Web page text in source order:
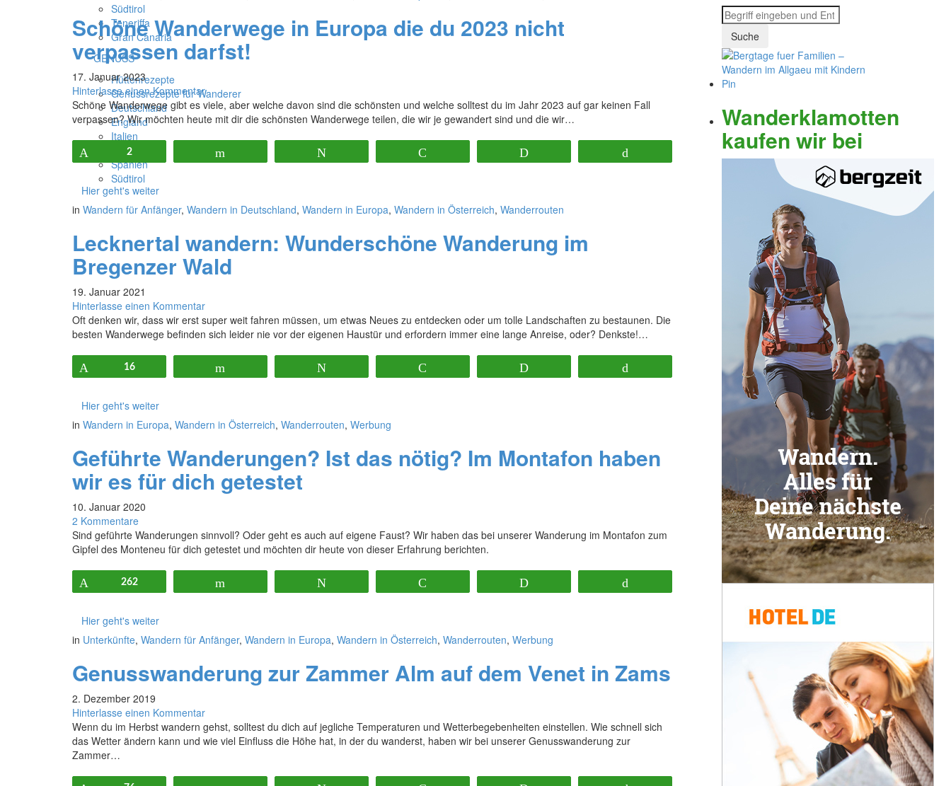
Südtirol
Teneriffa
Gran Canaria
GENUSS
Hüttenrezepte
Genussrezepte für Wanderer
Deutschland
England
Italien
Österreich
Spanien
Südtirol
Schöne Wanderwege in Europa die du 2023 nicht
verpassen darfst!
17. Januar 2023
Hinterlasse einen Kommentar
Schöne Wanderwege gibt es viele, aber welche davon sind die schönsten und welche solltest du im Jahr 2023 auf gar keinen Fall
verpassen? Wir möchten heute mit dir die schönsten Wanderwege teilen, die wir je gewandert sind und die wir…
2
Hier geht's weiter
in Wandern für Anfänger, Wandern in Deutschland, Wandern in Europa, Wandern in Österreich, Wanderrouten
Lecknertal wandern: Wunderschöne Wanderung im
Bregenzer Wald
19. Januar 2021
Hinterlasse einen Kommentar
Oft denken wir, dass wir erst super weit fahren müssen, um etwas Neues zu entdecken oder um tolle Landschaften zu bestaunen. Die
besten Wanderwege befinden sich leider nie vor der eigenen Haustür und erfordern immer eine lange Anreise, oder? Denkste!…
16
Hier geht's weiter
in Wandern in Europa, Wandern in Österreich, Wanderrouten, Werbung
Geführte Wanderungen? Ist das nötig? Im Montafon haben
wir es für dich getestet
10. Januar 2020
2 Kommentare
Sind geführte Wanderungen sinnvoll? Oder geht es auch auf eigene Faust? Wir haben das bei unserer Wanderung im Montafon zum
Gipfel des Monteneu für dich getestet und möchten dir heute von dieser Erfahrung berichten.
262
Hier geht's weiter
in Unterkünfte, Wandern für Anfänger, Wandern in Europa, Wandern in Österreich, Wanderrouten, Werbung
Genusswanderung zur Zammer Alm auf dem Venet in Zams
2. Dezember 2019
Hinterlasse einen Kommentar
Wenn du im Herbst wandern gehst, solltest du dich auf jegliche Temperaturen und Wetterbegebenheiten einstellen. Wie schnell sich
das Wetter ändern kann und wie viel Einfluss die Höhe hat, in der du wanderst, haben wir bei unserer Genusswanderung zur
Zammer…
Wanderklamotten
kaufen wir bei